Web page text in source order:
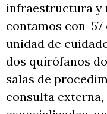
infraestructura y
contamos con
unidad de
dos quirófanos
salas de
consulta